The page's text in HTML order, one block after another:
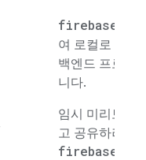
firebase
여 로컬로 호스
백엔드 프로젝
니다.
임시 미리보기
고 공유하려면
firebase